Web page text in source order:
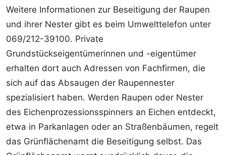
Weitere Informationen zur Beseitigung der Raupen
und ihrer Nester gibt es beim Umwelttelefon unter
069/212-39100. Private
Grundstückseigentümerinnen und -eigentümer
erhalten dort auch Adressen von Fachfirmen, die
sich auf das Absaugen der Raupennester
spezialisiert haben. Werden Raupen oder Nester
des Eichenprozessionsspinners an Eichen entdeckt,
etwa in Parkanlagen oder an Straßenbäumen, regelt
das Grünflächenamt die Beseitigung selbst. Das